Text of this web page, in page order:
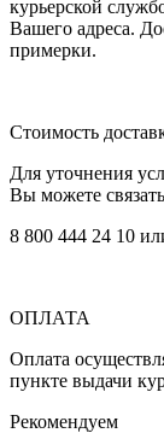
курьерской
Вашего адреса.
примерки.
Стоимость
Для уточнения
Вы можете
8 800 444 24 10
ОПЛАТА
Оплата
пункте выдачи
Рекомендуем